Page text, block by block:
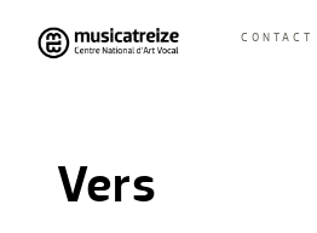
Skip
to
CONTACT
Vers